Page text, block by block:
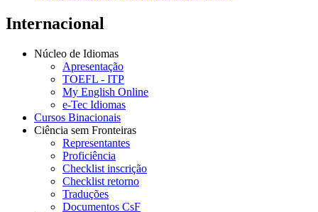
Internacional
Núcleo de Idiomas
Apresentação
TOEFL - ITP
My English Online
e-Tec Idiomas
Cursos Binacionais
Ciência sem Fronteiras
Representantes
Proficiência
Checklist inscrição
Checklist retorno
Traduções
Documentos CsF